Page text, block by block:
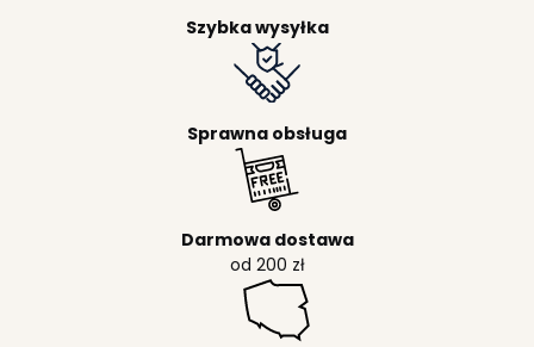
Szybka wysyłka
Sprawna obsługa
Darmowa dostawa
od 200 zł